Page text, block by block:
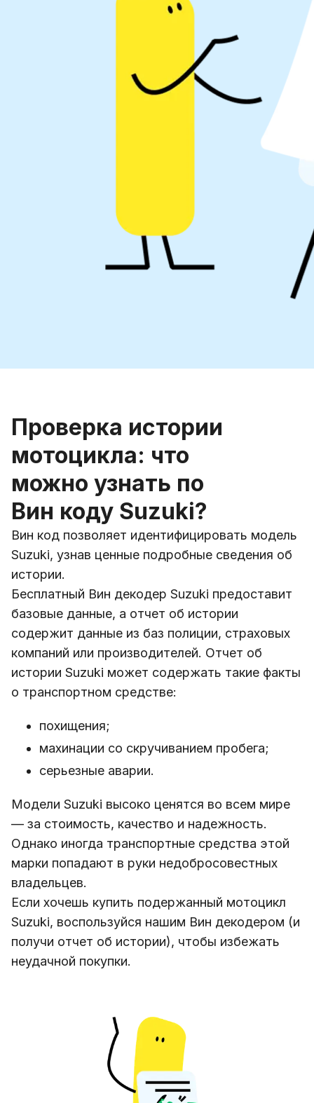
Проверка истории
мотоцикла: что
можно узнать по
Вин коду Suzuki?
Вин код позволяет идентифицировать модель
Suzuki, узнав ценные подробные сведения об
истории.
Бесплатный Вин декодер Suzuki предоставит
базовые данные, а отчет об истории
содержит данные из баз полиции, страховых
компаний или производителей. Отчет об
истории Suzuki может содержать такие факты
о транспортном средстве:
похищения;
махинации со скручиванием пробега;
серьезные аварии.
Модели Suzuki высоко ценятся во всем мире
— за стоимость, качество и надежность.
Однако иногда транспортные средства этой
марки попадают в руки недобросовестных
владельцев.
Если хочешь купить подержанный мотоцикл
Suzuki, воспользуйся нашим Вин декодером (и
получи отчет об истории), чтобы избежать
неудачной покупки.